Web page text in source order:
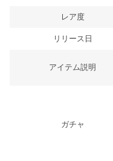
レア度
リリース日
アイテム説明
ガチャ